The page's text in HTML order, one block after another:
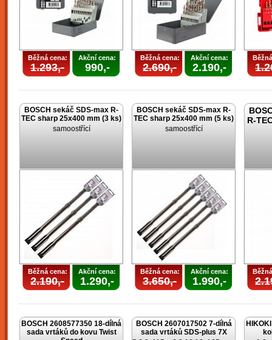
Běžná cena:
1.293,-
Akční cena:
990,-
Běžná cena:
2.690,-
Akční cena:
2.190,-
BOSCH sekáč SDS-max R-
TEC sharp 25x400 mm (3 ks)
samoostřící
Běžná cena:
2.190,-
Akční cena:
1.290,-
BOSCH sekáč SDS-max R-
TEC sharp 25x400 mm (5 ks)
samoostřící
Běžná cena:
3.650,-
Akční cena:
1.990,-
R-
BOSCH 2608577350 18-dílná
sada vrtáků do kovu Twist
BOSCH 2607017502 7-dílná
sada vrtáků SDS-plus 7X